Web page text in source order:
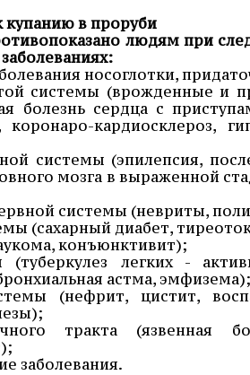
купанию в проруби
людям при
носоглотки,
системы (врожденные и
болезнь сердца с
кардиосклероз,
системы (эпилепсия,
мозга в выраженной
системы (невриты,
(сахарный диабет,
конъюнктивит);
(туберкулез легких -
астма, эмфизема);
(нефрит, цистит,
тракта (язвенная
заболевания.